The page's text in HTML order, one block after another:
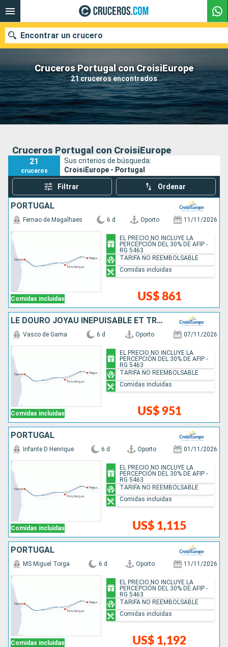
Cruceros Portugal con CroisiEurope
21 cruceros encontrados
Encontrar un crucero
Nuestros destinos
Fecha de salida
Buscar
Cruceros Portugal con CroisiEurope
21
cruceros
Sus criterios de búsqueda:
CroisiEurope - Portugal
Filtrar Ordenar
PORTUGAL
Comidas incluidas
Fernao de Magalhaes 6 d Oporto 11/11/2026
US$ 861
EL PRECIO NO INCLUYE LA
PERCEPCIÓN DEL 30% DE AFIP -
RG 5463
TARIFA NO REEMBOLSABLE
Comidas incluidas
LE DOURO JOYAU INÉPUISABLE ET TRADITIONS ANCESTRALES (FORMULE PORT-PORT)
Comidas incluidas
Vasco de Gama 6 d Oporto 07/11/2026
US$ 951
EL PRECIO NO INCLUYE LA
PERCEPCIÓN DEL 30% DE AFIP -
RG 5463
TARIFA NO REEMBOLSABLE
Comidas incluidas
PORTUGAL
Comidas incluidas
Infante D Henrique 6 d Oporto 01/11/2026
US$ 1,115
EL PRECIO NO INCLUYE LA
PERCEPCIÓN DEL 30% DE AFIP -
RG 5463
TARIFA NO REEMBOLSABLE
Comidas incluidas
PORTUGAL
Comidas incluidas
MS Miguel Torga 6 d Oporto 11/11/2026
US$ 1,192
EL PRECIO NO INCLUYE LA
PERCEPCIÓN DEL 30% DE AFIP -
RG 5463
TARIFA NO REEMBOLSABLE
Comidas incluidas